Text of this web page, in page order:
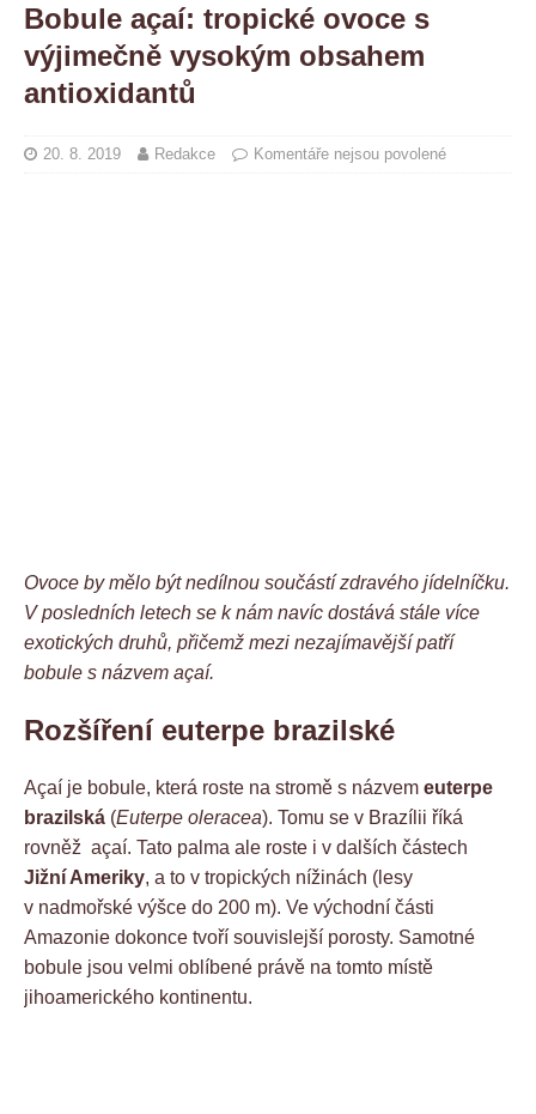
Bobule açaí: tropické ovoce s
výjimečně vysokým obsahem
antioxidantů
20. 8. 2019 Redakce Komentáře nejsou povolené
Ovoce by mělo být nedílnou součástí zdravého jídelníčku.
V posledních letech se k nám navíc dostává stále více
exotických druhů, přičemž mezi nezajímavější patří
bobule s názvem açaí.
Rozšíření euterpe brazilské
Açaí je bobule, která roste na stromě s názvem euterpe
brazilská (Euterpe oleracea). Tomu se v Brazílii říká
rovněž açaí. Tato palma ale roste i v dalších částech
Jižní Ameriky, a to v tropických nížinách (lesy
v nadmořské výšce do 200 m). Ve východní části
Amazonie dokonce tvoří souvislejší porosty. Samotné
bobule jsou velmi oblíbené právě na tomto místě
jihoamerického kontinentu.